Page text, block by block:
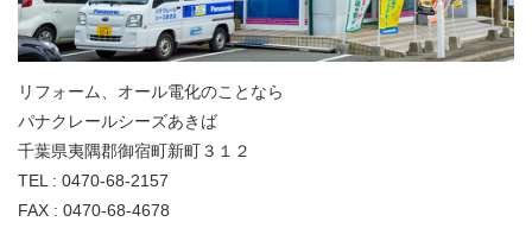
リフォーム、オール電化のことなら
パナクレールシーズあきば
千葉県夷隅郡御宿町新町３１２
TEL : 0470-68-2157
FAX : 0470-68-4678